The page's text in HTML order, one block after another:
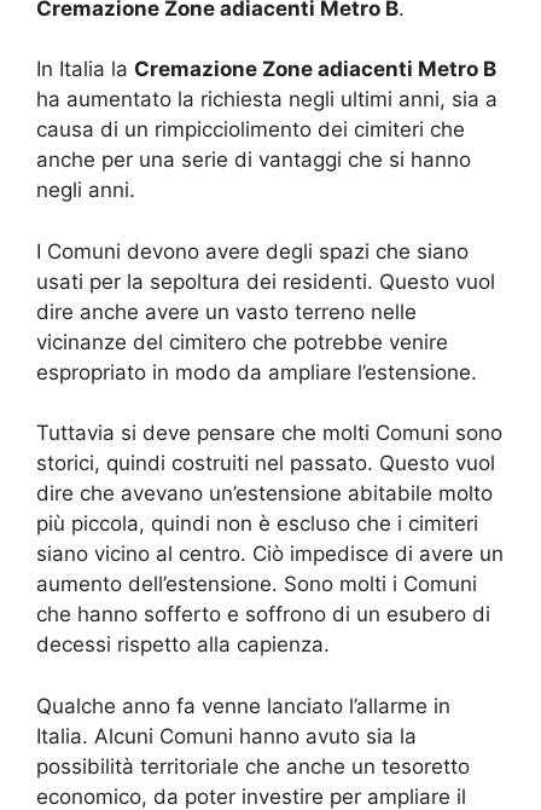
Cremazione Zone adiacenti Metro B.
In Italia la Cremazione Zone adiacenti Metro B
ha aumentato la richiesta negli ultimi anni, sia a
causa di un rimpicciolimento dei cimiteri che
anche per una serie di vantaggi che si hanno
negli anni.
I Comuni devono avere degli spazi che siano
usati per la sepoltura dei residenti. Questo vuol
dire anche avere un vasto terreno nelle
vicinanze del cimitero che potrebbe venire
espropriato in modo da ampliare l’estensione.
Tuttavia si deve pensare che molti Comuni sono
storici, quindi costruiti nel passato. Questo vuol
dire che avevano un’estensione abitabile molto
più piccola, quindi non è escluso che i cimiteri
siano vicino al centro. Ciò impedisce di avere un
aumento dell’estensione. Sono molti i Comuni
che hanno sofferto e soffrono di un esubero di
decessi rispetto alla capienza.
Qualche anno fa venne lanciato l’allarme in
Italia. Alcuni Comuni hanno avuto sia la
possibilità territoriale che anche un tesoretto
economico, da poter investire per ampliare il